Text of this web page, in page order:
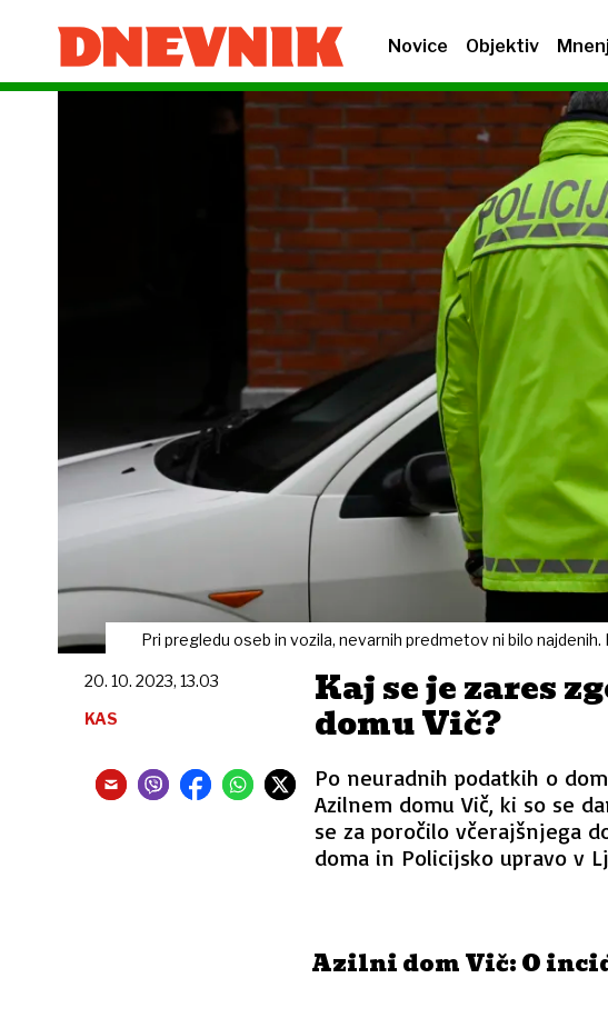
Novice Objektiv
Pri pregledu oseb in vozila, nevarnih predmetov ni bilo
Kaj se je zares
domu Vič?
Po neuradnih podatkih o
Azilnem domu Vič, ki so se
se za poročilo včerajšnjega
doma in Policijsko upravo v
20. 10. 2023, 13.03
KAS
Azilni dom Vič: O